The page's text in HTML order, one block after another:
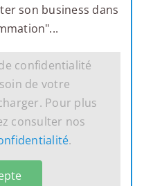
son business dans
confidentialité
de votre
Pour plus
consulter nos
.